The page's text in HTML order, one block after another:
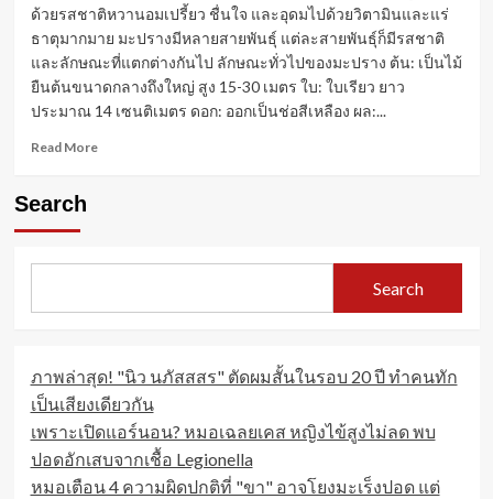
ด้วยรสชาติหวานอมเปรี้ยว ชื่นใจ และอุดมไปด้วยวิตามินและแร่
ธาตุมากมาย มะปรางมีหลายสายพันธุ์ แต่ละสายพันธุ์ก็มีรสชาติ
และลักษณะที่แตกต่างกันไป ลักษณะทั่วไปของมะปราง ต้น: เป็นไม้
ยืนต้นขนาดกลางถึงใหญ่ สูง 15-30 เมตร ใบ: ใบเรียว ยาว
ประมาณ 14 เซนติเมตร ดอก: ออกเป็นช่อสีเหลือง ผล:...
Read MoreRead
ไทย
หวาน
สรรพคุณ
หลาก
หลาย
Search
Search
ภาพล่าสุด! "นิว นภัสสสร" ตัดผมสั้นในรอบ 20 ปี ทำคนทัก
เป็นเสียงเดียวกัน
เพราะเปิดแอร์นอน? หมอเฉลยเคส หญิงไข้สูงไม่ลด พบ
ปอดอักเสบจากเชื้อ Legionella
หมอเตือน 4 ความผิดปกติที่ "ขา" อาจโยงมะเร็งปอด แต่